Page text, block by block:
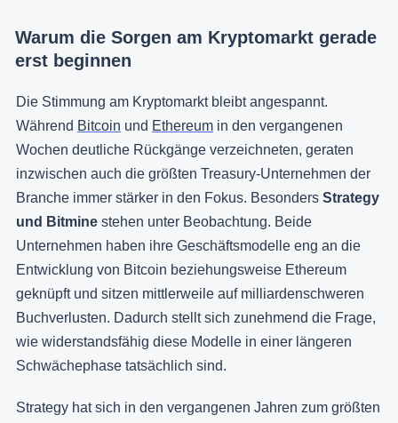
Warum die Sorgen am Kryptomarkt gerade
erst beginnen
Die Stimmung am Kryptomarkt bleibt angespannt.
Während Bitcoin und Ethereum in den vergangenen
Wochen deutliche Rückgänge verzeichneten, geraten
inzwischen auch die größten Treasury-Unternehmen der
Branche immer stärker in den Fokus. Besonders Strategy
und Bitmine stehen unter Beobachtung. Beide
Unternehmen haben ihre Geschäftsmodelle eng an die
Entwicklung von Bitcoin beziehungsweise Ethereum
geknüpft und sitzen mittlerweile auf milliardenschweren
Buchverlusten. Dadurch stellt sich zunehmend die Frage,
wie widerstandsfähig diese Modelle in einer längeren
Schwächephase tatsächlich sind.
Strategy hat sich in den vergangenen Jahren zum größten